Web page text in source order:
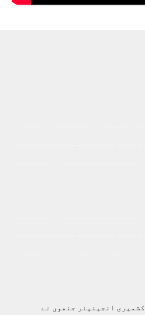
کشمیری انجینیئر جنھوں نے